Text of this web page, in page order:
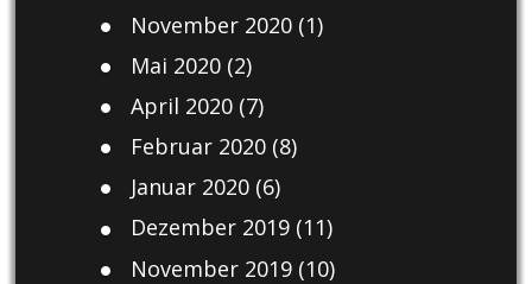
November 2020(1)
Mai 2020(2)
April 2020(7)
Februar 2020(8)
Januar 2020(6)
Dezember 2019(11)
November 2019(10)